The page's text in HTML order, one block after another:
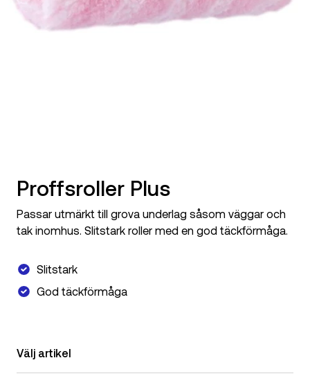
Proffsroller Plus
Passar utmärkt till grova underlag såsom väggar och
tak inomhus. Slitstark roller med en god täckförmåga.
Slitstark
God täckförmåga
Välj artikel